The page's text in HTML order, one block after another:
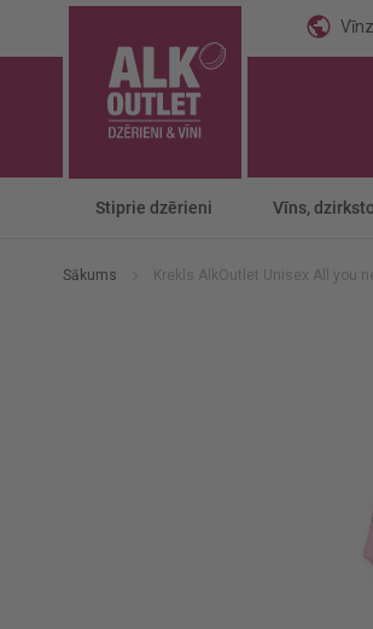
Stiprie dzērieni Vīns,
Sākums Krekls AlkOutlet Unisex All you